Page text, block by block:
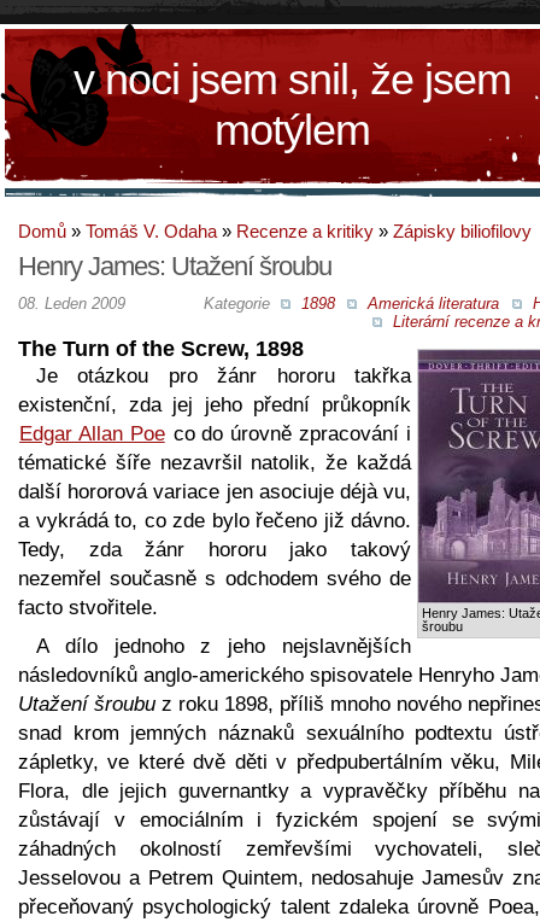
v noci jsem snil, že jsem
motýlem
Domů » Tomáš V. Odaha » Recenze a kritiky » Zápisky biliofilovy
Henry James: Utažení šroubu
Kategorie 1898 Americká literatura
Literární recenze a
08. Leden 2009
Henry James:
šroubu
The Turn of the Screw, 1898
Je otázkou pro žánr hororu takřka
existenční, zda jej jeho přední průkopník
Edgar Allan Poe co do úrovně zpracování i
tématické šíře nezavršil natolik, že každá
další hororová variace jen asociuje déjà vu,
a vykrádá to, co zde bylo řečeno již dávno.
Tedy, zda žánr hororu jako takový
nezemřel současně s odchodem svého de
facto stvořitele.
A dílo jednoho z jeho nejslavnějších
následovníků anglo-amerického spisovatele Henryho
Utažení šroubu z roku 1898, příliš mnoho nového
snad krom jemných náznaků sexuálního podtextu
zápletky, ve které dvě děti v předpubertálním věku,
Flora, dle jejich guvernantky a vypravěčky příběhu
zůstávají v emociálním i fyzickém spojení se
záhadných okolností zemřevšími vychovateli,
Jesselovou a Petrem Quintem, nedosahuje Jamesův
přeceňovaný psychologický talent zdaleka úrovně